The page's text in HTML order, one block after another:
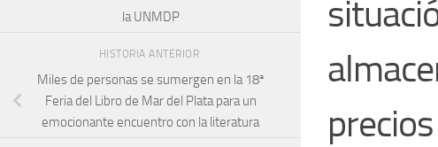
la UNMDP
HISTORIA ANTERIOR
Miles de personas se sumergen en la 18ª
Feria del Libro de Mar del Plata para un
emocionante encuentro con la literatura